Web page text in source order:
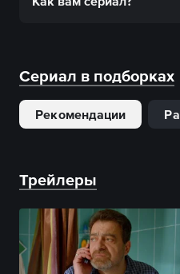
Сериал в подборках
Рекомендации
Трейлеры